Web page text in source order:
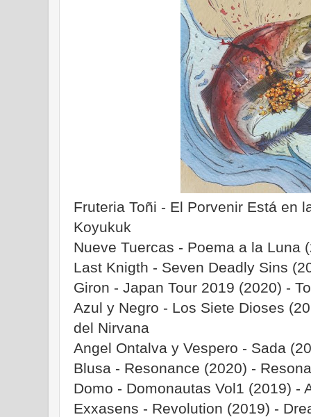
Fruteria Toñi - El Porvenir Está en
Koyukuk
Nueve Tuercas - Poema a la Luna
Last Knigth - Seven Deadly Sins
Giron - Japan Tour 2019 (2020) -
Azul y Negro - Los Siete Dioses
del Nirvana
Angel Ontalva y Vespero - Sada
Blusa - Resonance (2020) -
Domo - Domonautas Vol1 (2019) -
Exxasens - Revolution (2019) -